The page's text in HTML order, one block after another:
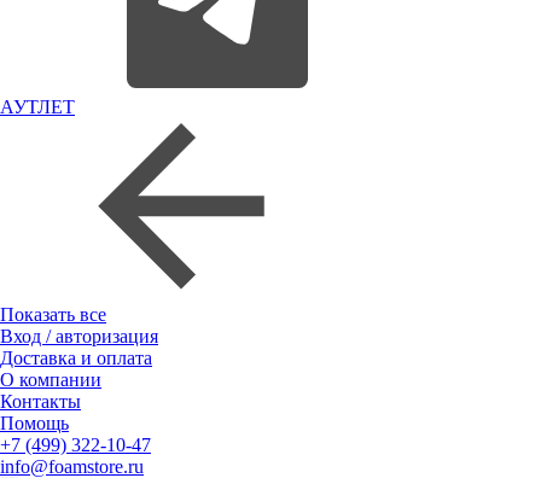
АУТЛЕТ
Показать все
Вход / авторизация
Доставка и оплата
О компании
Контакты
Помощь
+7 (499) 322-10-47
info@foamstore.ru